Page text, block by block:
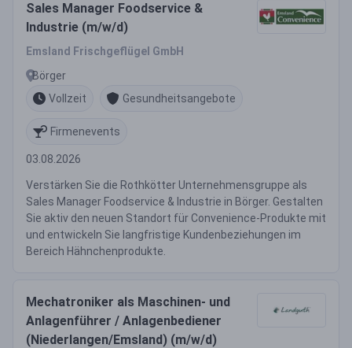
Sales Manager Foodservice &
Industrie (m/w/d)
Emsland Frischgeflügel GmbH
Börger
Vollzeit
Gesundheitsangebote
Firmenevents
03.08.2026
Verstärken Sie die Rothkötter Unternehmensgruppe als
Sales Manager Foodservice & Industrie in Börger. Gestalten
Sie aktiv den neuen Standort für Convenience-Produkte mit
und entwickeln Sie langfristige Kundenbeziehungen im
Bereich Hähnchenprodukte.
Mechatroniker als Maschinen- und
Anlagenführer / Anlagenbediener
(Niederlangen/Emsland) (m/w/d)